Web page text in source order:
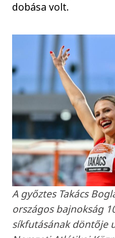
dobása volt.
A győztes Takács
országos bajnokság
síkfutásának döntője